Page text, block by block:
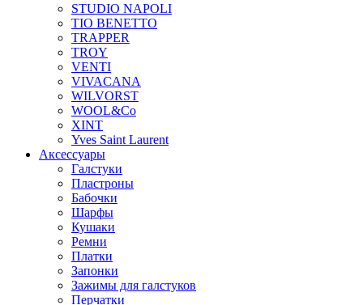
STUDIO NAPOLI
TIO BENETTO
TRAPPER
TROY
VENTI
VIVACANA
WILVORST
WOOL&Co
XINT
Yves Saint Laurent
Аксессуары
Галстуки
Пластроны
Бабочки
Шарфы
Кушаки
Ремни
Платки
Запонки
Зажимы для галстуков
Перчатки